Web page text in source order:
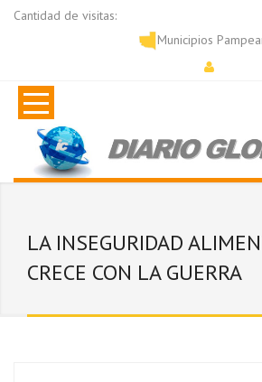
Cantidad de visitas:
Municipios
LA INSEGURIDAD
CRECE CON LA GUERRA